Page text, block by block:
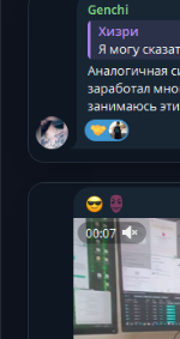
Telegram